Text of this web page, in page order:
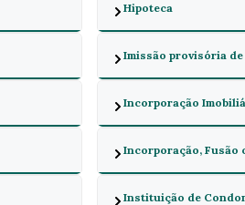
Hipoteca
Imissão provisória de
Incorporação
Incorporação, Fusão
Instituição de